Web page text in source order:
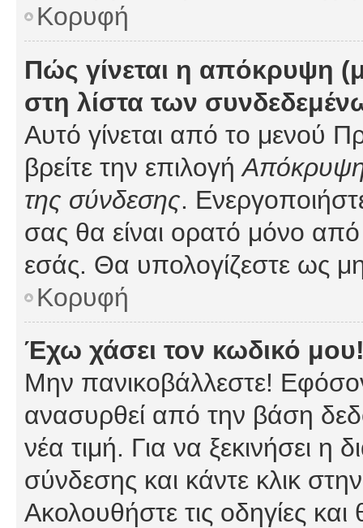
Κορυφή
Πώς γίνεται η απόκρυψη
στη λίστα των
Αυτό γίνεται από το μενού
βρείτε την επιλογήΑπόκρυψη
της σύνδεσης.
σας θα είναι ορατό μόνο από
εσάς. Θα υπολογίζεστε ως
Κορυφή
Έχω χάσει τον κωδικό
Μην πανικοβάλλεστε!
ανασυρθεί από την βάση
νέα τιμή. Για να ξεκινήσει η
σύνδεσης και κάντε κλικ
Ακολουθήστε τις οδηγίες